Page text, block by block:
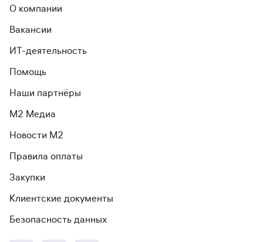
О компании
Вакансии
ИТ-деятельность
Помощь
Наши партнёры
М2 Медиа
Новости М2
Правила оплаты
Закупки
Клиентские документы
Безопасность данных